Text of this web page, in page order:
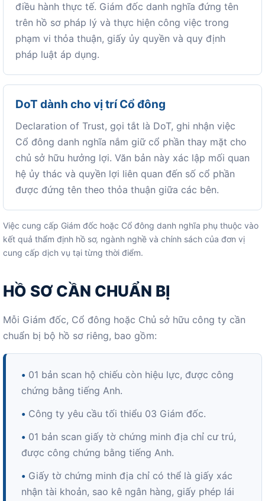
điều hành thực tế. Giám đốc danh nghĩa đứng tên
trên hồ sơ pháp lý và thực hiện công việc trong
phạm vi thỏa thuận, giấy ủy quyền và quy định
pháp luật áp dụng.
DoT dành cho vị trí Cổ đông
Declaration of Trust, gọi tắt là DoT, ghi nhận việc
Cổ đông danh nghĩa nắm giữ cổ phần thay mặt cho
chủ sở hữu hưởng lợi. Văn bản này xác lập mối quan
hệ ủy thác và quyền lợi liên quan đến số cổ phần
được đứng tên theo thỏa thuận giữa các bên.
Việc cung cấp Giám đốc hoặc Cổ đông danh nghĩa phụ thuộc vào
kết quả thẩm định hồ sơ, ngành nghề và chính sách của đơn vị
cung cấp dịch vụ tại từng thời điểm.
HỒ SƠ CẦN CHUẨN BỊ
Mỗi Giám đốc, Cổ đông hoặc Chủ sở hữu công ty cần
chuẩn bị bộ hồ sơ riêng, bao gồm:
• 01 bản scan hộ chiếu còn hiệu lực, được công
chứng bằng tiếng Anh.
• Công ty yêu cầu tối thiểu 03 Giám đốc.
• 01 bản scan giấy tờ chứng minh địa chỉ cư trú,
được công chứng bằng tiếng Anh.
• Giấy tờ chứng minh địa chỉ có thể là giấy xác
nhận tài khoản, sao kê ngân hàng, giấy phép lái